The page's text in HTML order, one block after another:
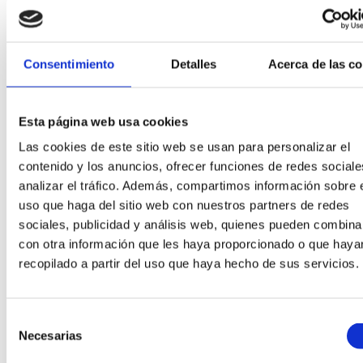
Consentimiento Detalles Acerca de las
Esta página web usa cookies
Las cookies de este sitio web se usan para personalizar el
contenido y los anuncios, ofrecer funciones de redes
analizar el tráfico. Además, compartimos información sobre
uso que haga del sitio web con nuestros partners de redes
sociales, publicidad y análisis web, quienes pueden
con otra información que les haya proporcionado o que
recopilado a partir del uso que haya hecho de sus servicios.
Necesarias